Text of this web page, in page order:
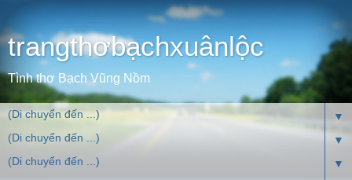
trangthơbạchxuânlộc
Tình thơ Bạch Vũng Nồm
▼
▼
▼